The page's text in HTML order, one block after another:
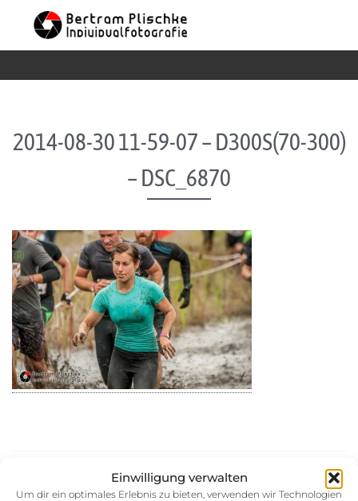
Einwilligung verwalten
Um dir ein optimales Erlebnis zu bieten, verwenden wir Technologien
Skip to content
2014-08-30 11-59-07 – D300S(70-300)
– DSC_6870
30. August 2014
Kategorie: